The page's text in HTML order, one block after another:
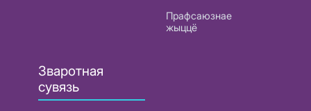
Прафсаюзнае
жыццё
Зваротная
сувязь